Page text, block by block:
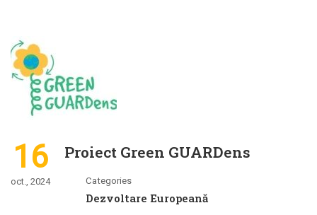
16
oct., 2024
Proiect Green GUARDens
Categories
Dezvoltare Europeană